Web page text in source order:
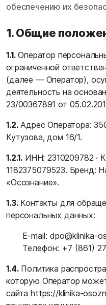
обеспечению их
1. Общие
1.1.Оператор
ограниченной
(далее — Оператор),
деятельность на
23/00367891 от
1.2.Адрес Оператора:
Кутузова, дом 16/1.
1.2.1. ИНН: 2310209782 ·
1182375079523. Бренд:
«Осознание».
1.3.Контакты для
персональных данных:
E-mail: dpo@klinika-
Телефон: +7 (861)
1.4.Политика
которую Оператор
сайтаhttps://klinika-